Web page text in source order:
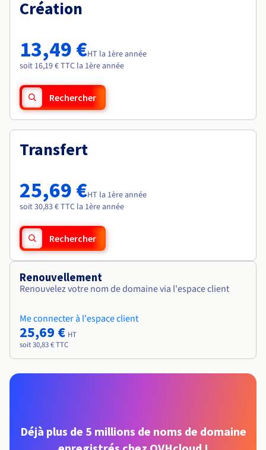
Tarifs
Roadmap & Changelog
Observabilité
Roadmap & Changelog
Roadmap & Changelog
Roadmap & Changelog
Roadmap & Changelog
Création
13,49 €HT la 1ère année
soit 16,19 € TTC la 1ère année
Rechercher
Transfert
25,69 €HT la 1ère année
soit 30,83 € TTC la 1ère année
Rechercher
Renouvellement
Renouvelez votre nom de domaine via l'espace client
Me connecter à l'espace client
25,69 € HT
soit 30,83 € TTC
Déjà plus de 5 millions de noms de domaine